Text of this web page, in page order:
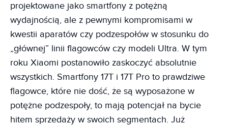
projektowane jako smartfony z potężną
wydajnością, ale z pewnymi kompromisami w
kwestii aparatów czy podzespołów w stosunku do
„głównej” linii flagowców czy modeli Ultra. W tym
roku Xiaomi postanowiło zaskoczyć absolutnie
wszystkich. Smartfony 17T i 17T Pro to prawdziwe
flagowce, które nie dość, że są wyposażone w
potężne podzespoły, to mają potencjał na bycie
hitem sprzedaży w swoich segmentach. Już